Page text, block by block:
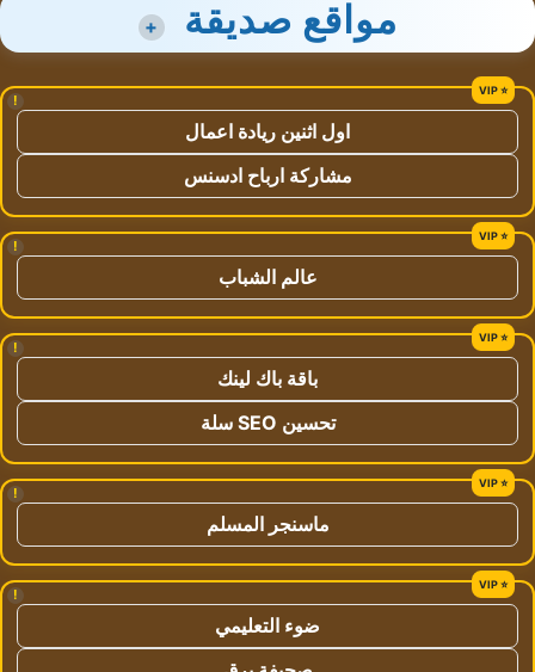
مواقع صديقة +
!
اول اثنين ريادة اعمال
مشاركة ارباح ادسنس
!
عالم الشباب
!
باقة باك لينك
تحسين SEO سلة
!
ماسنجر المسلم
!
ضوء التعليمي